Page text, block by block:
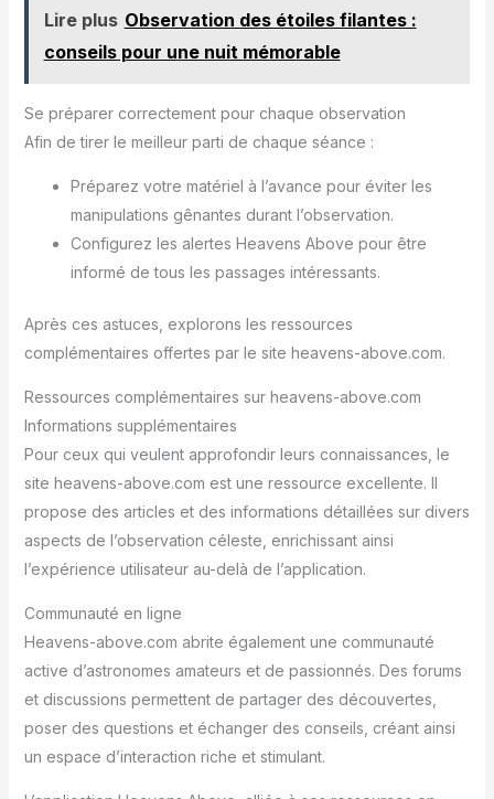
Lire plus Observation des étoiles filantes :
conseils pour une nuit mémorable
Se préparer correctement pour chaque observation
Afin de tirer le meilleur parti de chaque séance :
Préparez votre matériel à l’avance pour éviter les
manipulations gênantes durant l’observation.
Configurez les alertes Heavens Above pour être
informé de tous les passages intéressants.
Après ces astuces, explorons les ressources
complémentaires offertes par le site heavens-above.com.
Ressources complémentaires sur heavens-above.com
Informations supplémentaires
Pour ceux qui veulent approfondir leurs connaissances, le
site heavens-above.com est une ressource excellente. Il
propose des articles et des informations détaillées sur divers
aspects de l’observation céleste, enrichissant ainsi
l’expérience utilisateur au-delà de l’application.
Communauté en ligne
Heavens-above.com abrite également une communauté
active d’astronomes amateurs et de passionnés. Des forums
et discussions permettent de partager des découvertes,
poser des questions et échanger des conseils, créant ainsi
un espace d’interaction riche et stimulant.